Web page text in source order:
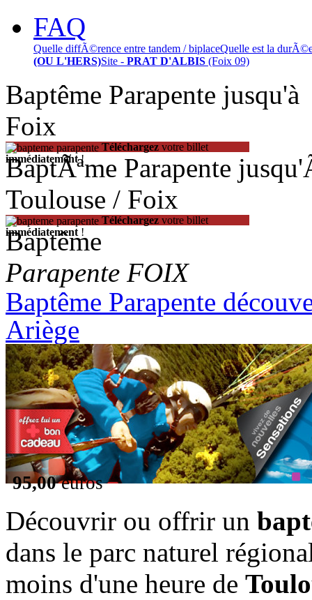
FAQ
Quelle diffÃ©rence entre tandem / biplaceQuelle est la
(OU L'HERS)Site - PRAT D'ALBIS (Foix 09)
Baptême Parapente
Foix
Téléchargez votre billet
immédiatement!
BaptÃªme Parapente
Toulouse / Foix
Téléchargez votre billet
immédiatement !
Baptême
Parapente FOIX
Baptême Parapente
Ariège
95,00euros
Découvrir ou offrir un
dans le parc naturel
moins d'une heure de